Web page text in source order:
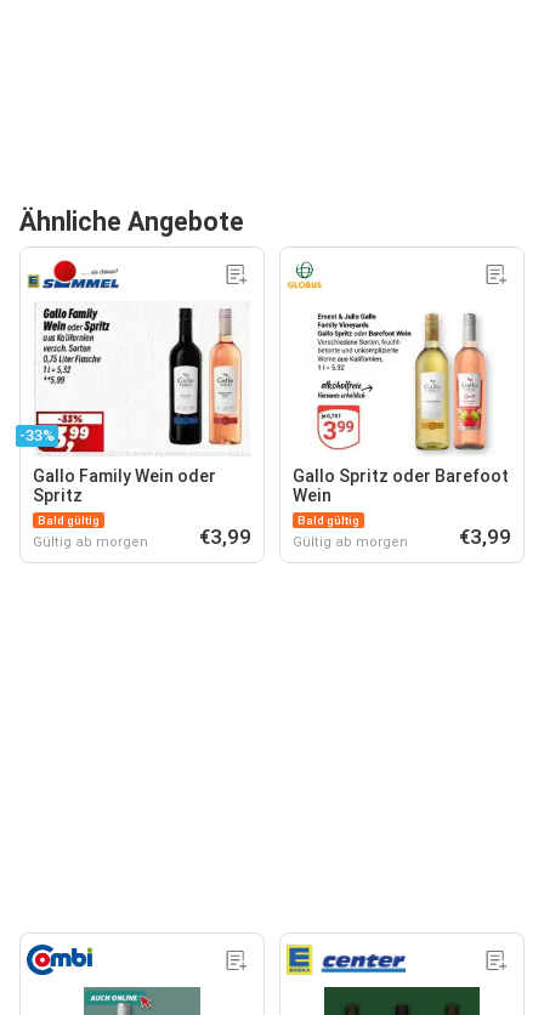
Ähnliche Angebote
-33%
Gallo Family Wein oder
Spritz
Bald gültig
Gültig ab morgen €3,99
Gallo Spritz oder Barefoot
Wein
Bald gültig
Gültig ab morgen €3,99